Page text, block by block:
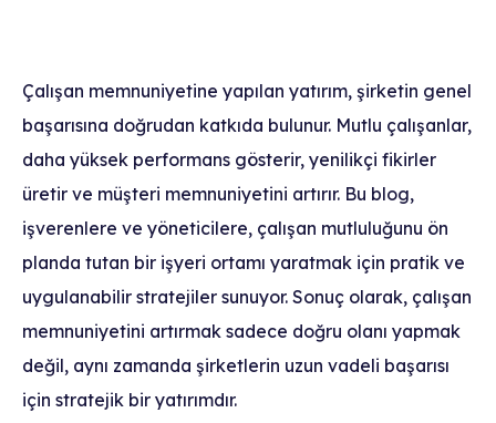
Çalışan memnuniyetine yapılan yatırım, şirketin genel
başarısına doğrudan katkıda bulunur. Mutlu çalışanlar,
daha yüksek performans gösterir, yenilikçi fikirler
üretir ve müşteri memnuniyetini artırır. Bu blog,
işverenlere ve yöneticilere, çalışan mutluluğunu ön
planda tutan bir işyeri ortamı yaratmak için pratik ve
uygulanabilir stratejiler sunuyor. Sonuç olarak, çalışan
memnuniyetini artırmak sadece doğru olanı yapmak
değil, aynı zamanda şirketlerin uzun vadeli başarısı
için stratejik bir yatırımdır.